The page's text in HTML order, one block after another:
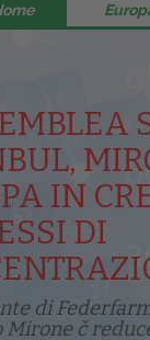
IN
DI
di
č